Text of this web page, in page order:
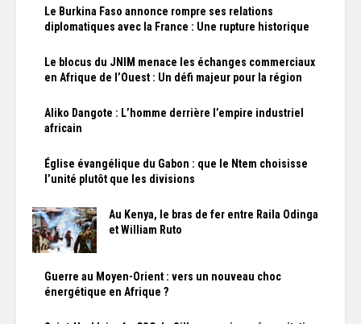
Le Burkina Faso annonce rompre ses relations
diplomatiques avec la France : Une rupture historique
Le blocus du JNIM menace les échanges commerciaux
en Afrique de l’Ouest : Un défi majeur pour la région
Aliko Dangote : L’homme derrière l’empire industriel
africain
Église évangélique du Gabon : que le Ntem choisisse
l’unité plutôt que les divisions
Au Kenya, le bras de fer entre Raila Odinga
et William Ruto
Guerre au Moyen-Orient : vers un nouveau choc
énergétique en Afrique ?